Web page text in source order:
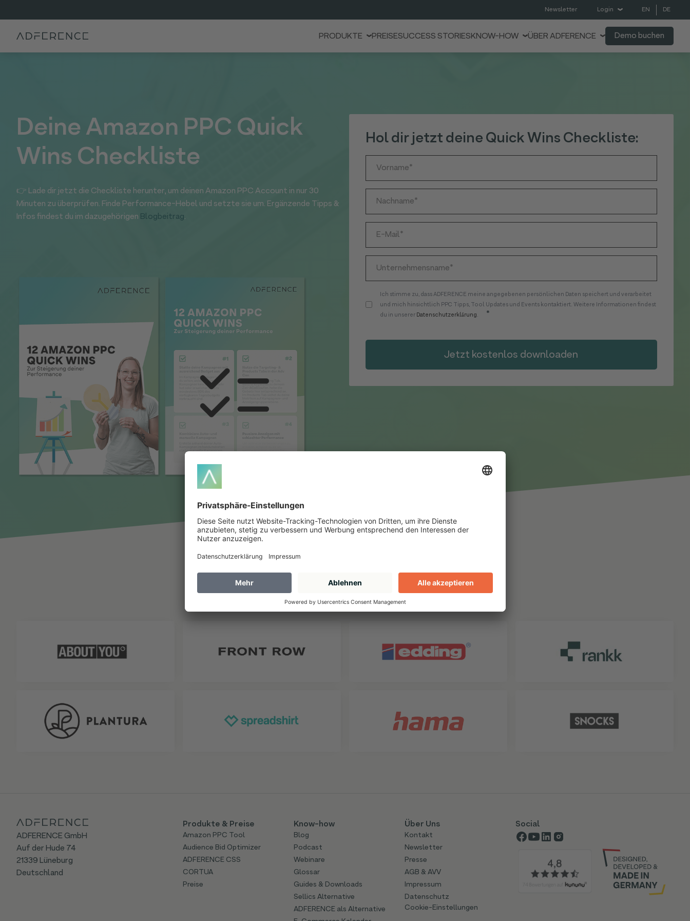
Newsletter Login EN DE
PRODUKTE PREISESUCCESS STORIESKNOW-HOW ÜBER ADFERENCE Demo buchen
Deine Amazon PPC Quick
Wins Checkliste
👉 Lade dir jetzt die Checkliste herunter, um deinen Amazon PPC Account in nur 30
Minuten zu überprüfen. Finde Performance-Hebel und setzte sie um. Ergänzende Tipps &
Infos findest du im dazugehörigen Blogbeitrag.
Hol dir jetzt deine Quick Wins Checkliste:
Ich stimme zu, dass ADFERENCE meine angegebenen persönlichen Daten speichert und verarbeitet
und mich hinsichtlich PPC Tipps, Tool Updates und Events kontaktiert. Weitere Informationen findest
du in unserer Datenschutzerklärung. *
ADFERENCE GmbH
Auf der Hude 74
21339 Lüneburg
Deutschland
Produkte & Preise
Amazon PPC Tool
Audience Bid Optimizer
ADFERENCE CSS
CORTUA
Preise
Know-how
Blog
Podcast
Webinare
Glossar
Guides & Downloads
Sellics Alternative
ADFERENCE als Alternative
Über Uns
Kontakt
Newsletter
Presse
AGB & AVV
Impressum
Datenschutz
Cookie-Einstellungen
Social